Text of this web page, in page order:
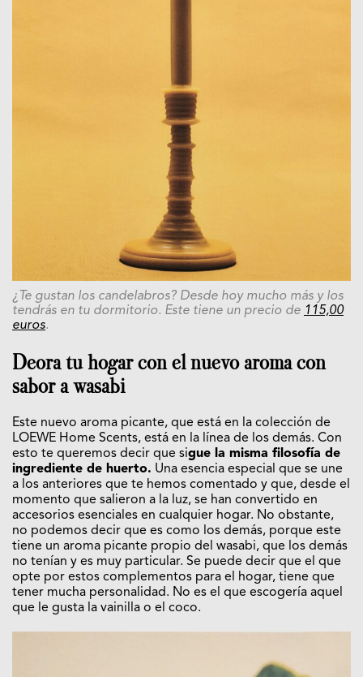
¿Te gustan los candelabros? Desde hoy mucho más y los
tendrás en tu dormitorio. Este tiene un precio de 115,00
euros.
Deora tu hogar con el nuevo aroma con
sabor a wasabi
Este nuevo aroma picante, que está en la colección de
LOEWE Home Scents, está en la línea de los demás. Con
esto te queremos decir que sigue la misma filosofía de
ingrediente de huerto. Una esencia especial que se une
a los anteriores que te hemos comentado y que, desde el
momento que salieron a la luz, se han convertido en
accesorios esenciales en cualquier hogar. No obstante,
no podemos decir que es como los demás, porque este
tiene un aroma picante propio del wasabi, que los demás
no tenían y es muy particular. Se puede decir que el que
opte por estos complementos para el hogar, tiene que
tener mucha personalidad. No es el que escogería aquel
que le gusta la vainilla o el coco.